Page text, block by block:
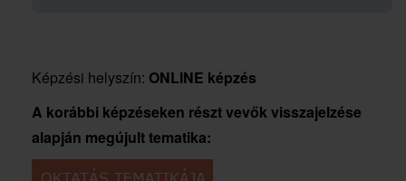
Képzési helyszín: ONLINE képzés
A korábbi képzéseken részt vevők visszajelzése
alapján megújult tematika: